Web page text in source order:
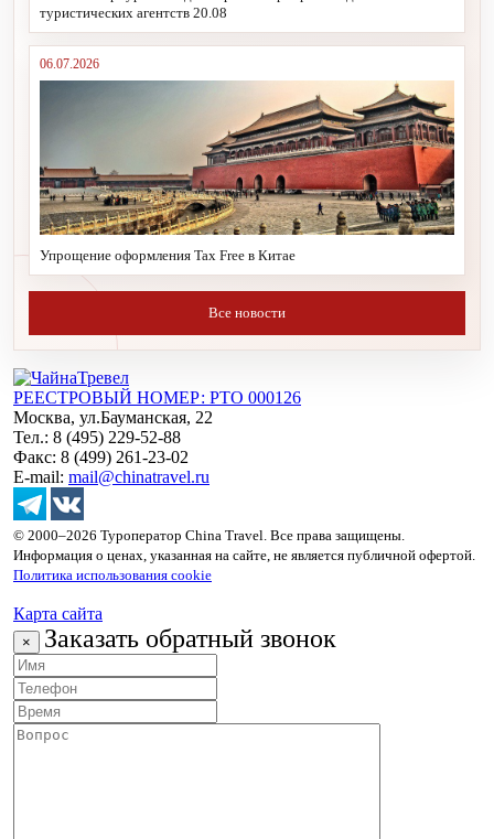
туристических агентств 20.08
06.07.2026
Упрощение оформления Tax Free в Китае
Все новости
РЕЕСТРОВЫЙ НОМЕР: РТО 000126
Москва, ул.Бауманская, 22
Тел.: 8 (495) 229-52-88
Факс: 8 (499) 261-23-02
E-mail: mail@chinatravel.ru
© 2000–2026 Туроператор China Travel. Все права защищены.
Информация о ценах, указанная на сайте, не является публичной офертой.
Политика использования cookie
Карта сайта
× Заказать обратный звонок